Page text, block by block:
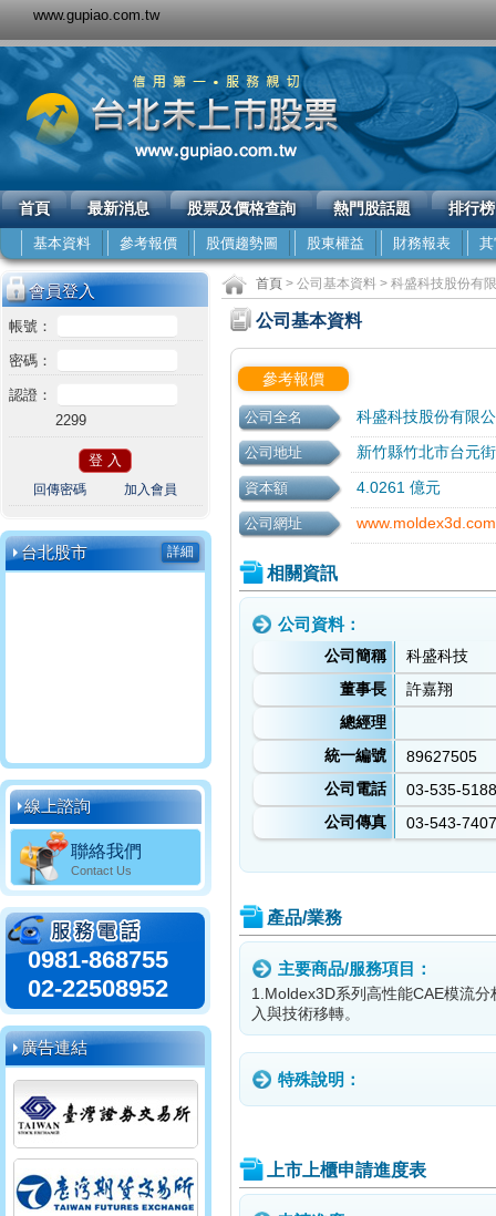
www.gupiao.com.tw
首頁 最新消息 股票及價格查詢 熱門股話題 排行榜
基本資料 參考報價 股價趨勢圖 股東權益 財務報表
會員登入
帳號：
密碼：
認證：
2299
回傳密碼 加入會員
台北股市 詳細
線上諮詢
聯絡我們
Contact Us
0981-868755
02-22508952
廣告連結
首頁> 公司基本資料 > 科盛科技股份有
公司基本資料
參考報價
公司全名 科盛科技股份有限
公司地址 新竹縣竹北市台元
資本額 4.0261 億元
公司網址 www.moldex3d.com
相關資訊
公司資料：
公司簡稱
科盛科技
董事長
許嘉翔
總經理
統一編號
89627505
公司電話
03-535-5188
公司傳真
03-543-7407
產品/業務
主要商品/服務項目：
1.Moldex3D系列高性能CAE模流
入與技術移轉。
特殊說明：
上市上櫃申請進度表